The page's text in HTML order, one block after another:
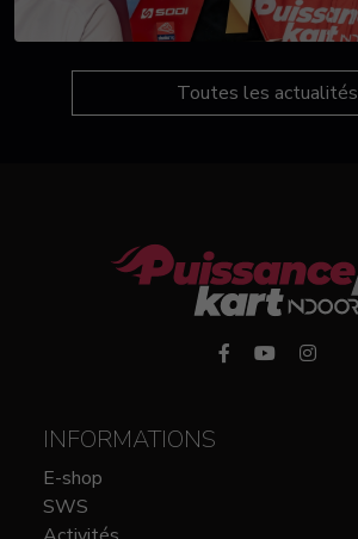
Toutes les actualités
INFORMATIONS
E-shop
SWS